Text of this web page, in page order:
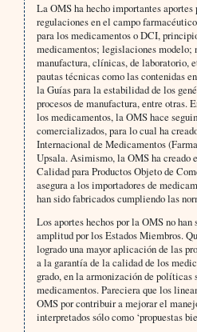
La OMS ha hecho importantes
regulaciones en el campo
para los medicamentos o DCI,
medicamentos; legislaciones modelo;
manufactura, clínicas, de laboratorio,
pautas técnicas como las contenidas
la Guías para la estabilidad de los
procesos de manufactura, entre otras.
los medicamentos, la OMS hace
comercializados, para lo cual ha
Internacional de Medicamentos
Upsala. Asimismo, la OMS ha creado
Calidad para Productos Objeto de
asegura a los importadores de
han sido fabricados cumpliendo las
Los aportes hechos por la OMS no han
amplitud por los Estados Miembros.
logrado una mayor aplicación de las
a la garantía de la calidad de los
grado, en la armonización de políticas
medicamentos. Pareciera que los
OMS por contribuir a mejorar el
interpretados sólo como ‘propuestas